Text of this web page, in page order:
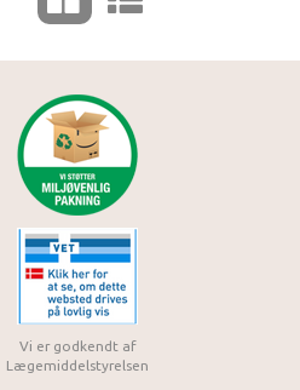
Vi er godkendt af
Lægemiddelstyrelsen